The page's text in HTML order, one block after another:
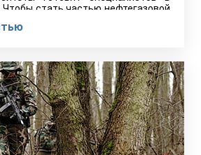
Чтобы стать частью нефтегазовой
техникумы.